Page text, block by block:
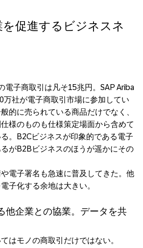
促進するビジネスネ
電子商取引は凡そ15兆円。SAP Ariba
万社が電子商取引市場に参加してい
的に売られている商品だけでなく、
様のものも仕様策定場面から含めて
。B2Cビジネスが印象的である電子
がB2Bビジネスのほうが遥かにその
電子署名も急速に普及してきた。他
子化する余地は大きい。
他企業との協業。データを共
はモノの商取引だけではない。